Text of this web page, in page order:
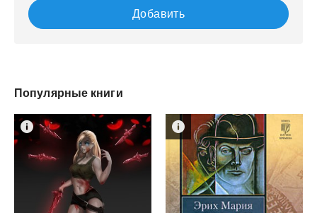
Добавить
Популярные книги